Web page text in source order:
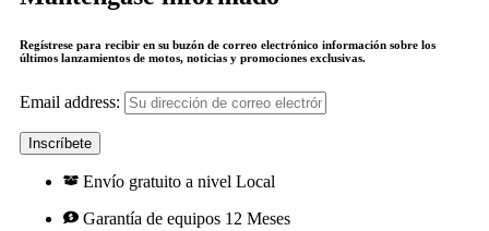
Regístrese para recibir en su buzón de correo electrónico información sobre los
últimos lanzamientos de motos, noticias y promociones exclusivas.
Email address:
Envío gratuito a nivel Local
Garantía de equipos 12 Meses